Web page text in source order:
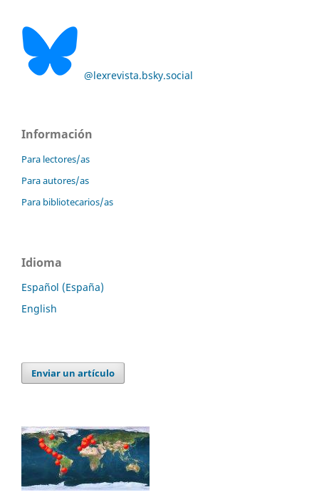
@lexrevista.bsky.social
Información
Para lectores/as
Para autores/as
Para bibliotecarios/as
Idioma
Español (España)
English
Enviar un artículo